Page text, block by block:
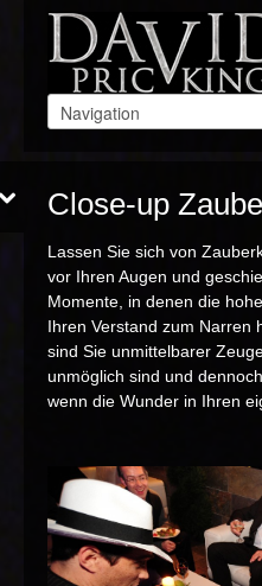
Close-up
Lassen Sie sich von
vor Ihren Augen und
Momente, in denen die
Ihren Verstand zum Narren
sind Sie unmittelbarer
unmöglich sind und
wenn die Wunder in Ihren